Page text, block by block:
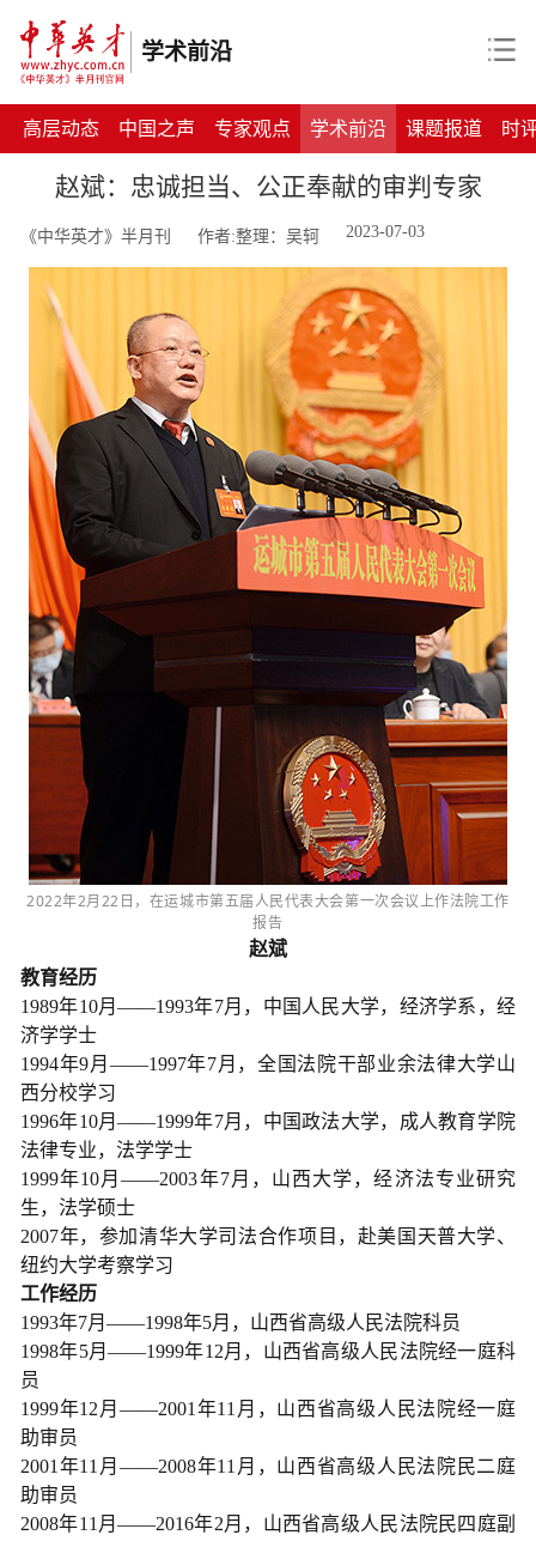
学术前沿
高层动态 中国之声 专家观点 学术前沿 课题报道 时
赵斌：忠诚担当、公正奉献的审判专家
《中华英才》半月刊 作者:整理：吴轲 2023-07-03
2022年2月22日，在运城市第五届人民代表大会第一次会议上作法院工作
报告
赵斌
教育经历
1989年10月——1993年7月，中国人民大学，经济学系，经
济学学士
1994年9月——1997年7月，全国法院干部业余法律大学山
西分校学习
1996年10月——1999年7月，中国政法大学，成人教育学院
法律专业，法学学士
1999年10月——2003年7月，山西大学，经济法专业研究
生，法学硕士
2007年，参加清华大学司法合作项目，赴美国天普大学、
纽约大学考察学习
工作经历
1993年7月——1998年5月，山西省高级人民法院科员
1998年5月——1999年12月，山西省高级人民法院经一庭科
员
1999年12月——2001年11月，山西省高级人民法院经一庭
助审员
2001年11月——2008年11月，山西省高级人民法院民二庭
助审员
2008年11月——2016年2月，山西省高级人民法院民四庭副